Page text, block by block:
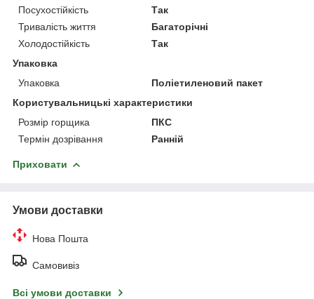
Посухостійкість
Так
Тривалість життя
Багаторічні
Холодостійкість
Так
Упаковка
Упаковка
Поліетиленовий пакет
Користувальницькі характеристики
Розмір горщика
ПКС
Термін дозрівання
Ранній
Приховати
Умови доставки
Нова Пошта
Самовивіз
Всі умови доставки